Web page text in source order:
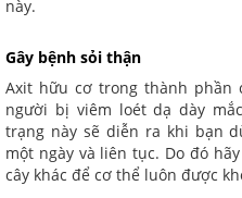
này.
Gây bệnh sỏi thận
Axit hữu cơ trong thành phần
người bị viêm loét dạ dày
trạng này sẽ diễn ra khi bạn
một ngày và liên tục. Do đó
cây khác để cơ thể luôn được